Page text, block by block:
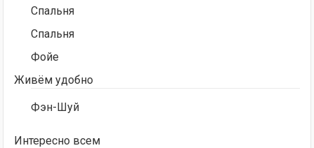
Спальня
Спальня
Фойе
Живём удобно
Фэн-Шуй
Интересно всем